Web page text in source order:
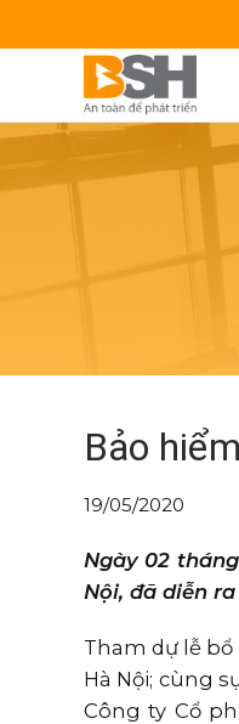
Bảo
19/05/2020
Ngày 02
Nội, đã diễn
Tham dự lễ bổ
Hà Nội; cùng
Công ty Cổ